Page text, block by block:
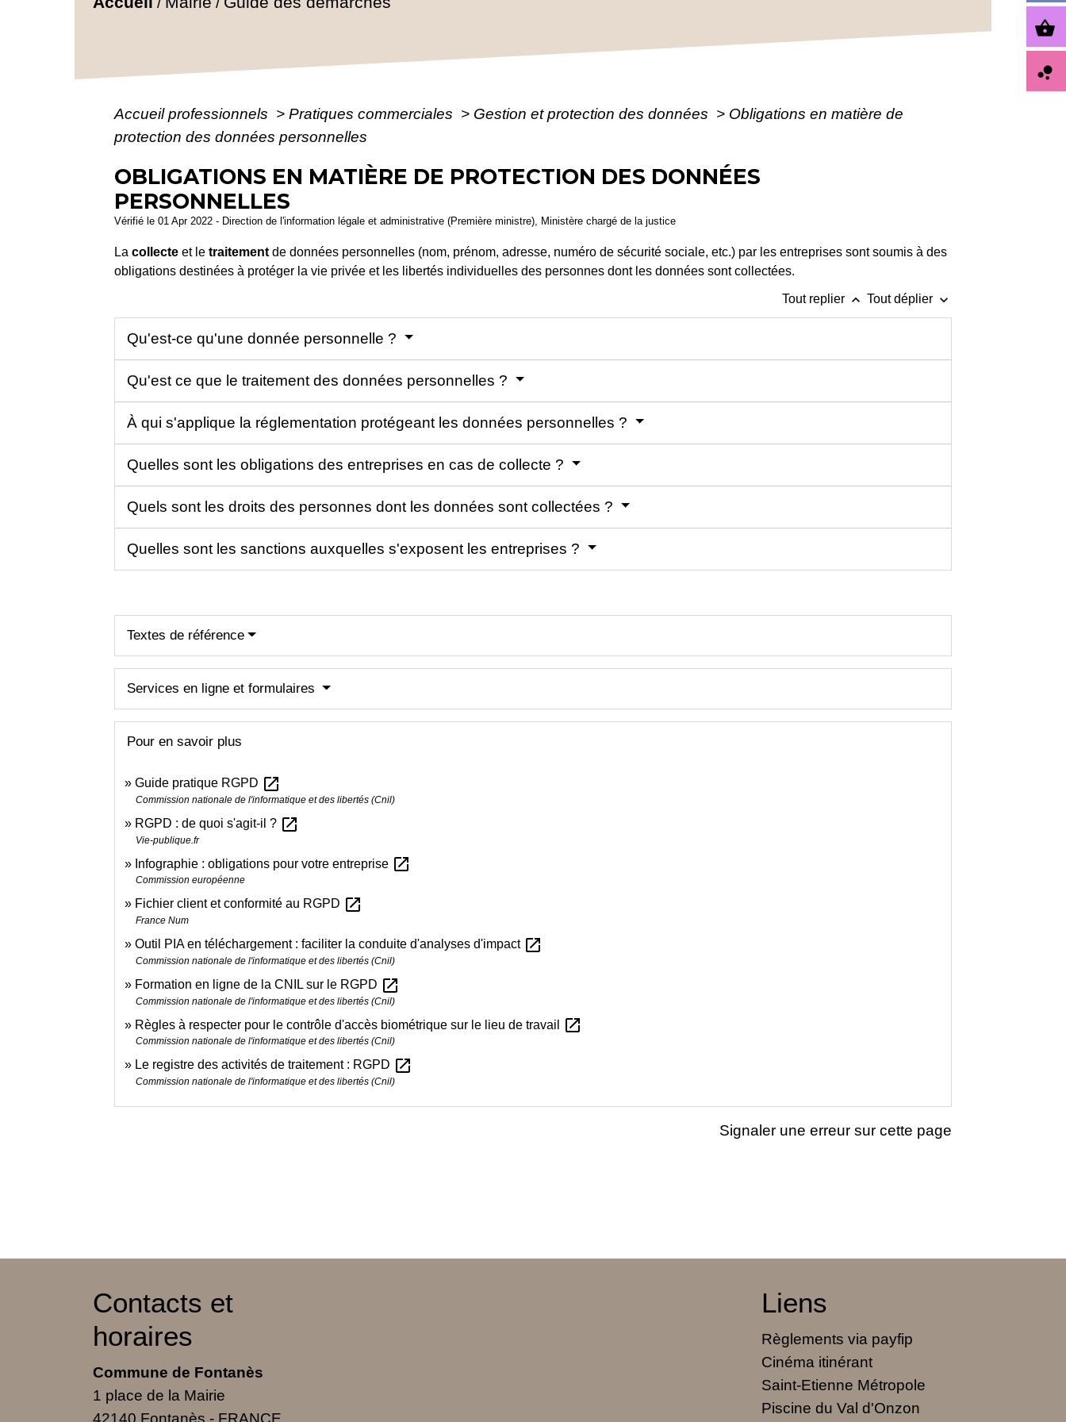
Accueil professionnels > Pratiques commerciales > Gestion et protection des données > Obligations en matière de
protection des données personnelles
OBLIGATIONS EN MATIÈRE DE PROTECTION DES DONNÉES
PERSONNELLES
Vérifié le 01 Apr 2022 - Direction de l'information légale et administrative (Première ministre), Ministère chargé de la justice
Lacollecte et letraitement de données personnelles (nom, prénom, adresse, numéro de sécurité sociale, etc.) par les entreprises sont soumis à des
obligations destinées à protéger la vie privée et les libertés individuelles des personnes dont les données sont collectées.
Tout replier keyboard_arrow_up Tout déplier keyboard_arrow_down
Qu'est-ce qu'une donnée personnelle ?
Qu'est ce que le traitement des données personnelles ?
À qui s'applique la réglementation protégeant les données personnelles ?
Quelles sont les obligations des entreprises en cas de collecte ?
Quels sont les droits des personnes dont les données sont collectées ?
Quelles sont les sanctions auxquelles s'exposent les entreprises ?
Textes de référence
Services en ligne et formulaires
Pour en savoir plus
Guide pratique RGPD open_in_new
Commission nationale de l'informatique et des libertés (Cnil)
RGPD : de quoi s'agit-il ? open_in_new
Vie-publique.fr
Infographie : obligations pour votre entreprise open_in_new
Commission européenne
Fichier client et conformité au RGPD open_in_new
France Num
Outil PIA en téléchargement : faciliter la conduite d'analyses d'impact open_in_new
Commission nationale de l'informatique et des libertés (Cnil)
Formation en ligne de la CNIL sur le RGPD open_in_new
Commission nationale de l'informatique et des libertés (Cnil)
Règles à respecter pour le contrôle d'accès biométrique sur le lieu de travail open_in_new
Commission nationale de l'informatique et des libertés (Cnil)
Le registre des activités de traitement : RGPD open_in_new
Commission nationale de l'informatique et des libertés (Cnil)
Signaler une erreur sur cette page
shopping_basket
bubble_chart
Contacts et
horaires
Commune de Fontanès
1 place de la Mairie
42140 Fontanès - FRANCE
Liens
Règlements via payfip
Cinéma itinérant
Saint-Etienne Métropole
Piscine du Val d'Onzon